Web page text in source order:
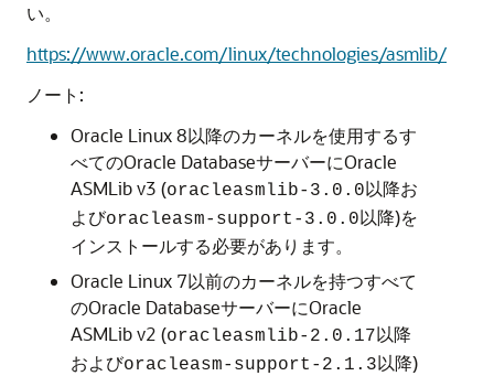
い。
https://www.oracle.com/linux/technologies/asmlib/
ノート:
Oracle Linux 8以降のカーネルを使用するす
べてのOracle DatabaseサーバーにOracle
ASMLib v3 (oracleasmlib-3.0.0以降お
よびoracleasm-support-3.0.0以降)を
インストールする必要があります。
Oracle Linux 7以前のカーネルを持つすべて
のOracle DatabaseサーバーにOracle
ASMLib v2 (oracleasmlib-2.0.17以降
およびoracleasm-support-2.1.3以降)